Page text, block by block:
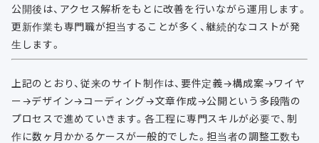
公開後は、アクセス解析をもとに改善を行いながら運用します。
更新作業も専門職が担当することが多く、継続的なコストが発
生します。
上記のとおり、従来のサイト制作は、要件定義→構成案→ワイヤ
ー→デザイン→コーディング→文章作成→公開という多段階の
プロセスで進めていきます。各工程に専門スキルが必要で、制
作に数ヶ月かかるケースが一般的でした。担当者の調整工数も